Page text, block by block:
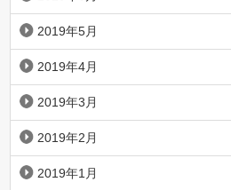
2019年5月
2019年4月
2019年3月
2019年2月
2019年1月